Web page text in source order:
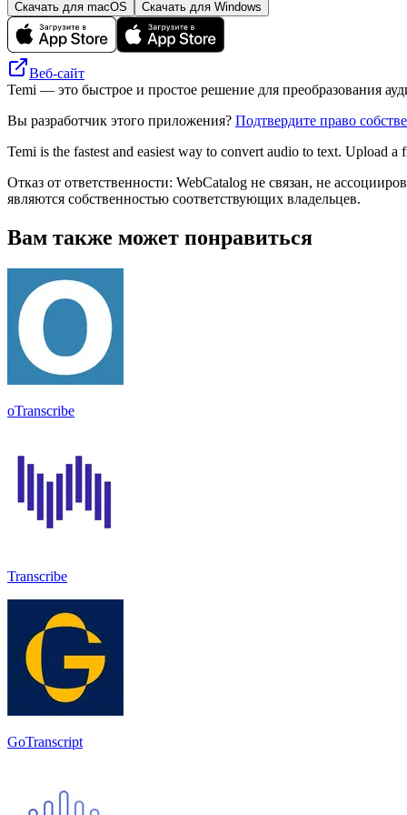
Скачать для macOS Скачать для Windows
Веб-сайт
Temi — это быстрое и простое решение для преобразования
Вы разработчик этого приложения? Подтвердите право
Temi is the fastest and easiest way to convert audio to text. Upload
Отказ от ответственности: WebCatalog не связан, не
являются собственностью соответствующих владельцев.
Вам также может понравиться
oTranscribe
Transcribe
GoTranscript